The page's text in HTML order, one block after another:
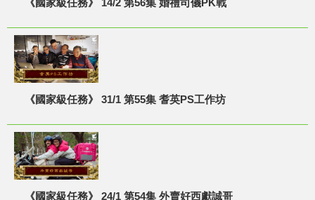
《國家級任務》 14/2 第56集 婚禮司儀PK戰
《國家級任務》 31/1 第55集 耆英PS工作坊
《國家級任務》 24/1 第54集 外賣好西獻誠哥